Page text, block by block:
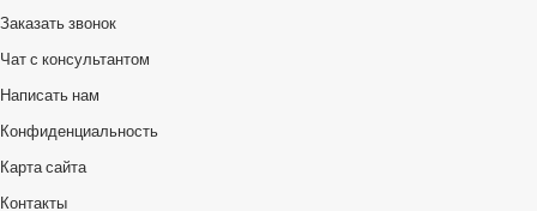
Заказать звонок
Чат с консультантом
Написать нам
Конфиденциальность
Карта сайта
Контакты